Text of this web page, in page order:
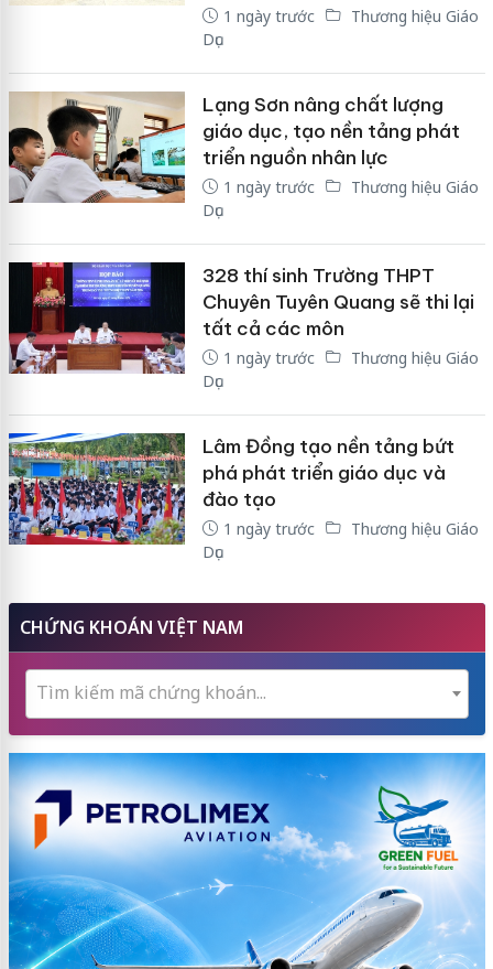
1 ngày trước
Thương hiệu Giáo
Dục
Lạng Sơn nâng chất lượng
giáo dục, tạo nền tảng phát
triển nguồn nhân lực
1 ngày trước
Thương hiệu Giáo
Dục
328 thí sinh Trường THPT
Chuyên Tuyên Quang sẽ thi lại
tất cả các môn
1 ngày trước
Thương hiệu Giáo
Dục
Lâm Đồng tạo nền tảng bứt
phá phát triển giáo dục và
đào tạo
1 ngày trước
Thương hiệu Giáo
Dục
CHỨNG KHOÁN VIỆT NAM
Tìm kiếm mã chứng khoán...